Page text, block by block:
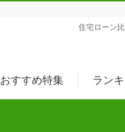
おすすめ特集 ラン
住宅ローン